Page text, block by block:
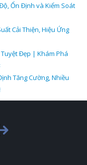
Ổn Định và Kiểm Soát
Cải Thiện, Hiệu Ứng
Đẹp | Khám Phá
Tăng Cường, Nhiều